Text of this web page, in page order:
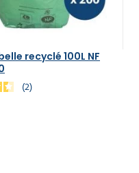
recyclé 100L NF
2